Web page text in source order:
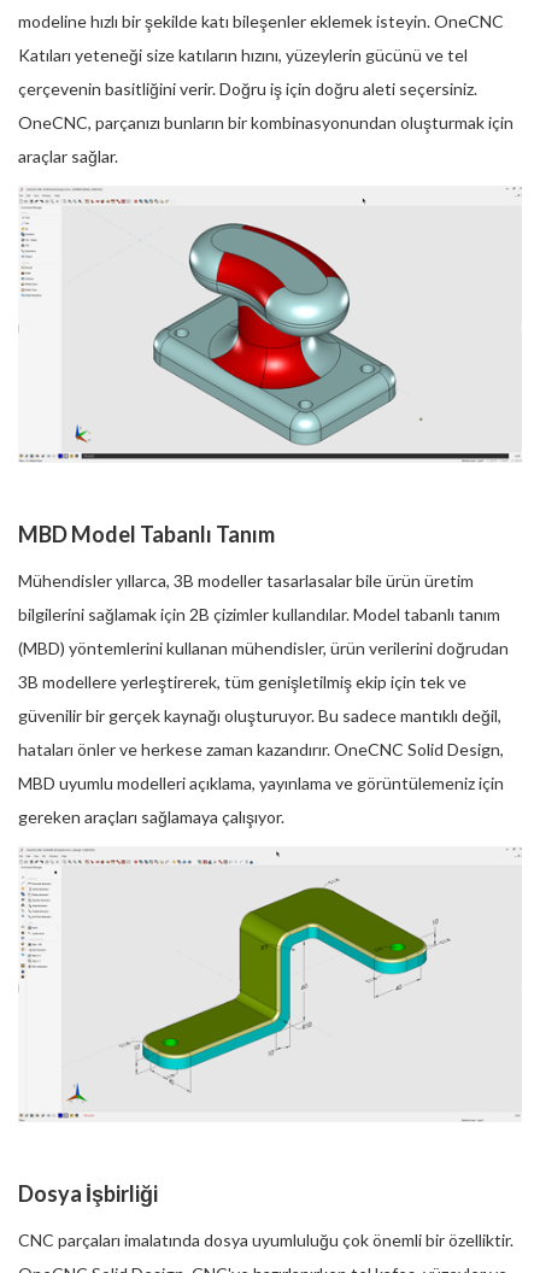
modeline hızlı bir şekilde katı bileşenler eklemek isteyin. OneCNC
Katıları yeteneği size katıların hızını, yüzeylerin gücünü ve tel
çerçevenin basitliğini verir. Doğru iş için doğru aleti seçersiniz.
OneCNC, parçanızı bunların bir kombinasyonundan oluşturmak için
araçlar sağlar.
MBD Model Tabanlı Tanım
Mühendisler yıllarca, 3B modeller tasarlasalar bile ürün üretim
bilgilerini sağlamak için 2B çizimler kullandılar. Model tabanlı tanım
(MBD) yöntemlerini kullanan mühendisler, ürün verilerini doğrudan
3B modellere yerleştirerek, tüm genişletilmiş ekip için tek ve
güvenilir bir gerçek kaynağı oluşturuyor. Bu sadece mantıklı değil,
hataları önler ve herkese zaman kazandırır. OneCNC Solid Design,
MBD uyumlu modelleri açıklama, yayınlama ve görüntülemeniz için
gereken araçları sağlamaya çalışıyor.
Dosya İşbirliği
CNC parçaları imalatında dosya uyumluluğu çok önemli bir özelliktir.